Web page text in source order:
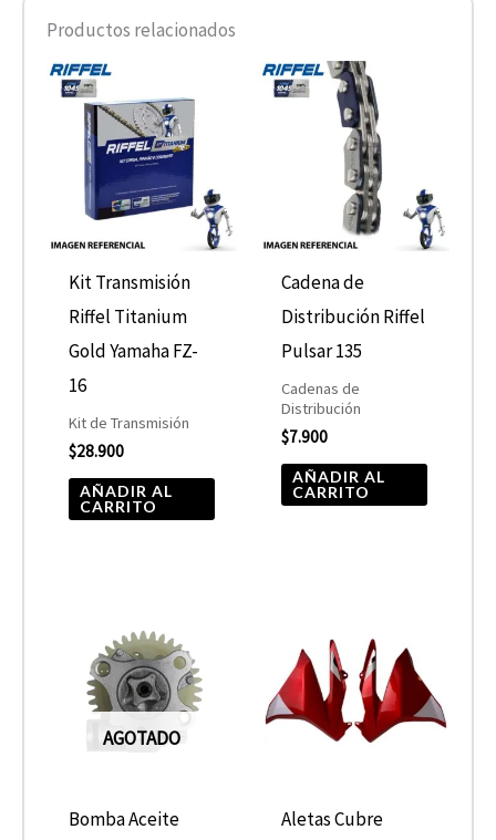
Productos relacionados
Kit Transmisión
Riffel Titanium
Gold Yamaha FZ-
16
Kit de Transmisión
$28.900
AÑADIR AL
CARRITO
Cadena de
Distribución Riffel
Pulsar 135
Cadenas de
Distribución
$7.900
AÑADIR AL
CARRITO
AGOTADO
Bomba Aceite
Aletas Cubre